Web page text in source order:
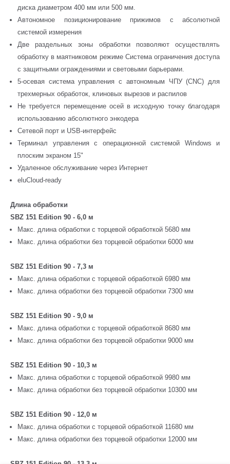
диска диаметром 400 мм или 500 мм.
Автономное позиционирование прижимов с абсолютной
системой измерения
Две раздельных зоны обработки позволяют осуществлять
обработку в маятниковом режиме Система ограничения доступа
с защитными ограждениями и световыми барьерами.
5-осевая система управления с автономным ЧПУ (CNC) для
трехмерных обработок, клиновых вырезов и распилов
Не требуется перемещение осей в исходную точку благодаря
использованию абсолютного энкодера
Сетевой порт и USB-интерфейс
Терминал управления с операционной системой Windows и
плоским экраном 15"
Удаленное обслуживание через Интернет
eluCloud-ready
Длина обработки
SBZ 151 Edition 90 - 6,0 м
Макс. длина обработки с торцевой обработкой 5680 мм
Макс. длина обработки без торцевой обработки 6000 мм
SBZ 151 Edition 90 - 7,3 м
Макс. длина обработки с торцевой обработкой 6980 мм
Макс. длина обработки без торцевой обработки 7300 мм
SBZ 151 Edition 90 - 9,0 м
Макс. длина обработки с торцевой обработкой 8680 мм
Макс. длина обработки без торцевой обработки 9000 мм
SBZ 151 Edition 90 - 10,3 м
Макс. длина обработки с торцевой обработкой 9980 мм
Макс. длина обработки без торцевой обработки 10300 мм
SBZ 151 Edition 90 - 12,0 м
Макс. длина обработки с торцевой обработкой 11680 мм
Макс. длина обработки без торцевой обработки 12000 мм